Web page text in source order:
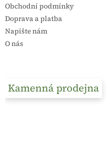
Obchodní podmínky
Doprava a platba
Napište nám
O nás
Kamenná prodejna